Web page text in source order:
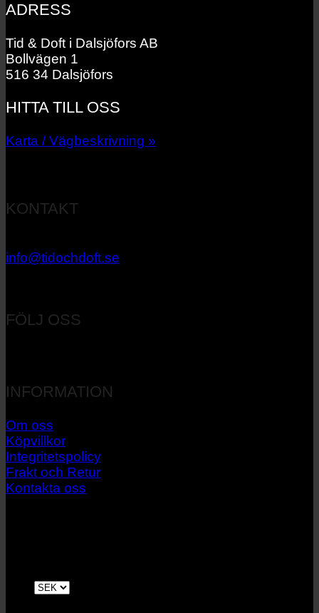
ADRESS
Tid & Doft i Dalsjöfors AB
Bollvägen 1
516 34 Dalsjöfors
HITTA TILL OSS
Karta / Vägbeskrivning »
KONTAKT
info@tidochdoft.se
FÖLJ OSS
INFORMATION
Om oss
Köpvillkor
Integritetspolicy
Frakt och Retur
Kontakta oss